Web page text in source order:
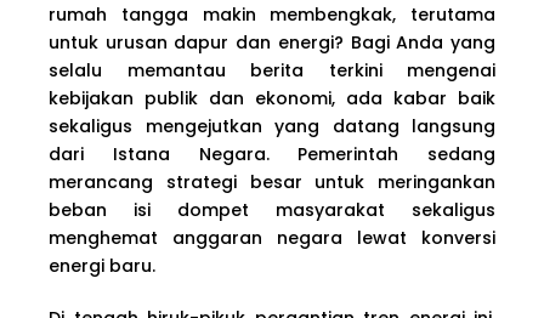
rumah tangga makin membengkak, terutama
untuk urusan dapur dan energi? Bagi Anda yang
selalu memantau berita terkini mengenai
kebijakan publik dan ekonomi, ada kabar baik
sekaligus mengejutkan yang datang langsung
dari Istana Negara. Pemerintah sedang
merancang strategi besar untuk meringankan
beban isi dompet masyarakat sekaligus
menghemat anggaran negara lewat konversi
energi baru.